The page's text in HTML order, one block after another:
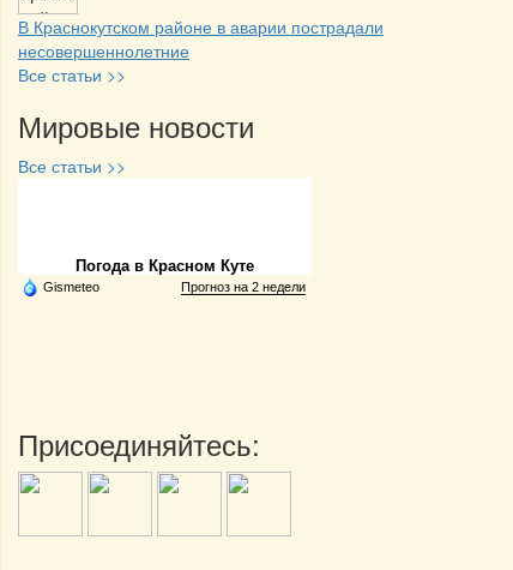
В Краснокутском районе в аварии пострадали
несовершеннолетние
Все статьи >>
Мировые новости
Все статьи >>
Погода в Красном Куте
Gismeteo Прогноз на 2 недели
Присоединяйтесь: